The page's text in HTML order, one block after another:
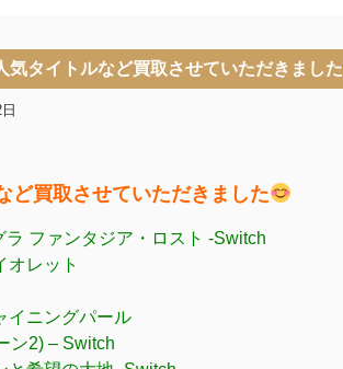
気タイトルなど買取させていただきました
ど買取させていただきました
ファンタジア・ロスト -Switch
オレット
イニングパール
ン2) – Switch